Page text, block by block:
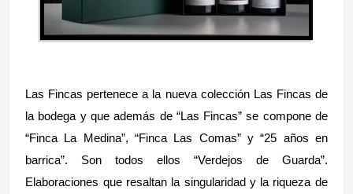
Las Fincas pertenece a la nueva colección Las Fincas de
la bodega y que además de “Las Fincas” se compone de
“Finca La Medina”, “Finca Las Comas” y “25 años en
barrica”. Son todos ellos “Verdejos de Guarda”.
Elaboraciones que resaltan la singularidad y la riqueza de